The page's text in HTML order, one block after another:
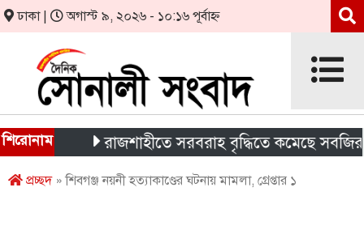
ঢাকা | অগাস্ট ৯, ২০২৬ - ১০:১৬ পূর্বাহ্ন
শিরোনাম রাজশাহীতে সরবরাহ বৃদ্ধিতে কমেছে সবজির দাম,
প্রচ্ছদ» শিবগঞ্জ নয়নী হত্যাকাণ্ডের ঘটনায় মামলা, গ্রেপ্তার ১